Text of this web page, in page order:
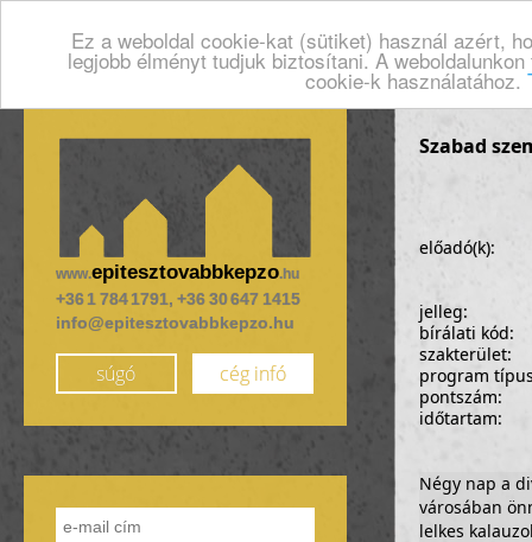
Ez a weboldal cookie-kat (sütiket) használ azért,
legjobb élményt tudjuk biztosítani. A
cookie-k használatához.
www.epitesztovabbkepzo.hu
+36 1 784 1791, +36 30 647 1415
info@epitesztovabbkepzo.hu
súgó cég infó
Szabad
előadó(k):
jelleg:
bírálati kód:
szakterület:
program
pontszám:
időtartam:
Négy nap a
városában
lelkes